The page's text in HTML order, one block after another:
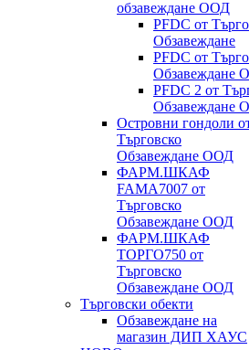
обзавеждане ООД
PFDC от
Обзавеждане
PFDC от
Обзавеждане
PFDC 2 от
Обзавеждане
Островни гондоли
Търговско
Обзавеждане ООД
ФАРМ.ШКАФ
FAMA7007 от
Търговско
Обзавеждане ООД
ФАРМ.ШКАФ
ТОРГО750 от
Търговско
Обзавеждане ООД
Търговски обекти
Обзавеждане на
магазин ДИП ХАУС